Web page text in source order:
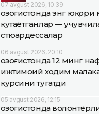
07 avgust 2026, 10:39
Қозоғистонда энг
кутаётганлар —
стюардессалар
06 avgust 2026, 20:10
Қозоғистонда 12 минг
ижтимоий ходим
курсини тугатди
05 avgust 2026, 12:15
Қозоғистонда